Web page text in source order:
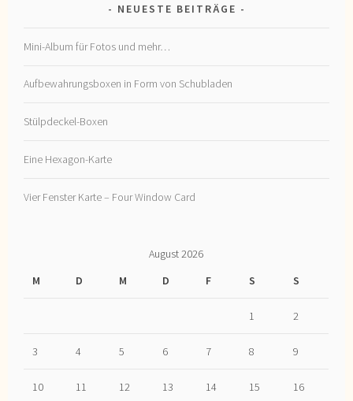
NEUESTE BEITRÄGE
Mini-Album für Fotos und mehr…
Aufbewahrungsboxen in Form von Schubladen
Stülpdeckel-Boxen
Eine Hexagon-Karte
Vier Fenster Karte – Four Window Card
August 2026
M
D M D F S S
1 2
3 4 5 6 7 8 9
10 11 12 13 14 15 16